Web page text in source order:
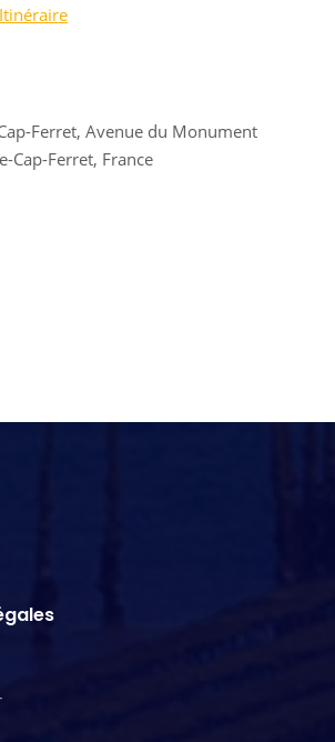
Itinéraire
Ferret, Avenue du Monument
Cap-Ferret, France